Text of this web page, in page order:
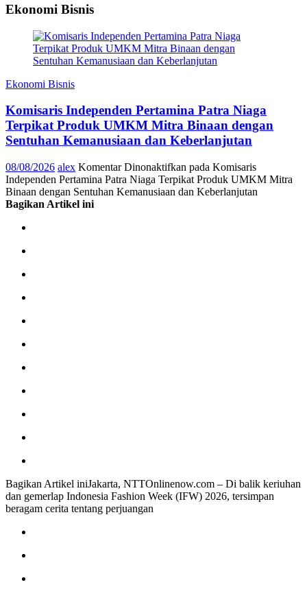
Ekonomi Bisnis
Ekonomi Bisnis
Komisaris Independen Pertamina Patra Niaga
Terpikat Produk UMKM Mitra Binaan dengan
Sentuhan Kemanusiaan dan Keberlanjutan
08/08/2026 alex Komentar Dinonaktifkan pada Komisaris
Independen Pertamina Patra Niaga Terpikat Produk UMKM Mitra
Binaan dengan Sentuhan Kemanusiaan dan Keberlanjutan
Bagikan Artikel ini
Bagikan Artikel iniJakarta, NTTOnlinenow.com – Di balik keriuhan
dan gemerlap Indonesia Fashion Week (IFW) 2026, tersimpan
beragam cerita tentang perjuangan